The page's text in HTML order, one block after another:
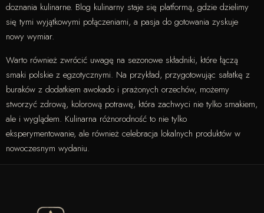
doznania kulinarne. Blog kulinarny staje się platformą, gdzie dzielimy
się tymi wyjątkowymi połączeniami, a pasja do gotowania zyskuje
nowy wymiar.
Warto również zwrócić uwagę na sezonowe składniki, które łączą
smaki polskie z egzotycznymi. Na przykład, przygotowując sałatkę z
buraków z dodatkiem awokado i prażonych orzechów, możemy
stworzyć zdrową, kolorową potrawę, która zachwyci nie tylko smakiem,
ale i wyglądem. Kulinarna różnorodność to nie tylko
eksperymentowanie, ale również celebracja lokalnych produktów w
nowoczesnym wydaniu.